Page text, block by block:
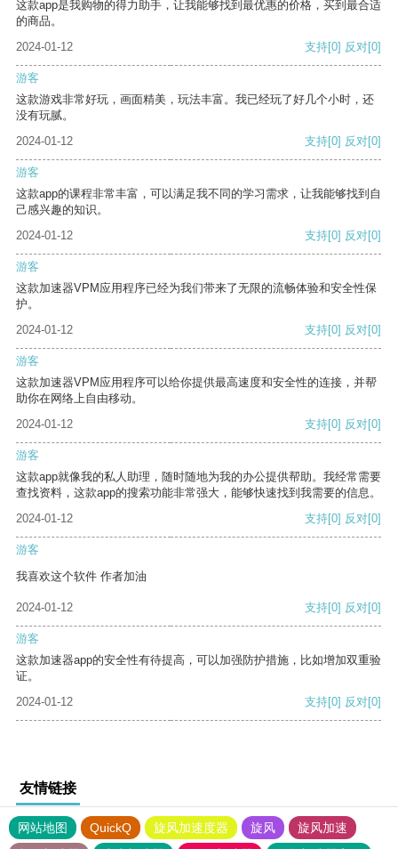
这款app是我购物的得力助手，让我能够找到最优惠的价格，买到最合适
的商品。
2024-01-12
支持[0] 反对[0]
游客
这款游戏非常好玩，画面精美，玩法丰富。我已经玩了好几个小时，还
没有玩腻。
2024-01-12
支持[0] 反对[0]
游客
这款app的课程非常丰富，可以满足我不同的学习需求，让我能够找到自
己感兴趣的知识。
2024-01-12
支持[0] 反对[0]
游客
这款加速器VPM应用程序已经为我们带来了无限的流畅体验和安全性保
护。
2024-01-12
支持[0] 反对[0]
游客
这款加速器VPM应用程序可以给你提供最高速度和安全性的连接，并帮
助你在网络上自由移动。
2024-01-12
支持[0] 反对[0]
游客
这款app就像我的私人助理，随时随地为我的办公提供帮助。我经常需要
查找资料，这款app的搜索功能非常强大，能够快速找到我需要的信息。
2024-01-12
支持[0] 反对[0]
游客
我喜欢这个软件 作者加油
2024-01-12 支持[0] 反对[0]
游客
这款加速器app的安全性有待提高，可以加强防护措施，比如增加双重验
证。
2024-01-12
支持[0] 反对[0]
友情链接
网站地图 QuickQ 旋风加速度器 旋风
旋风加速